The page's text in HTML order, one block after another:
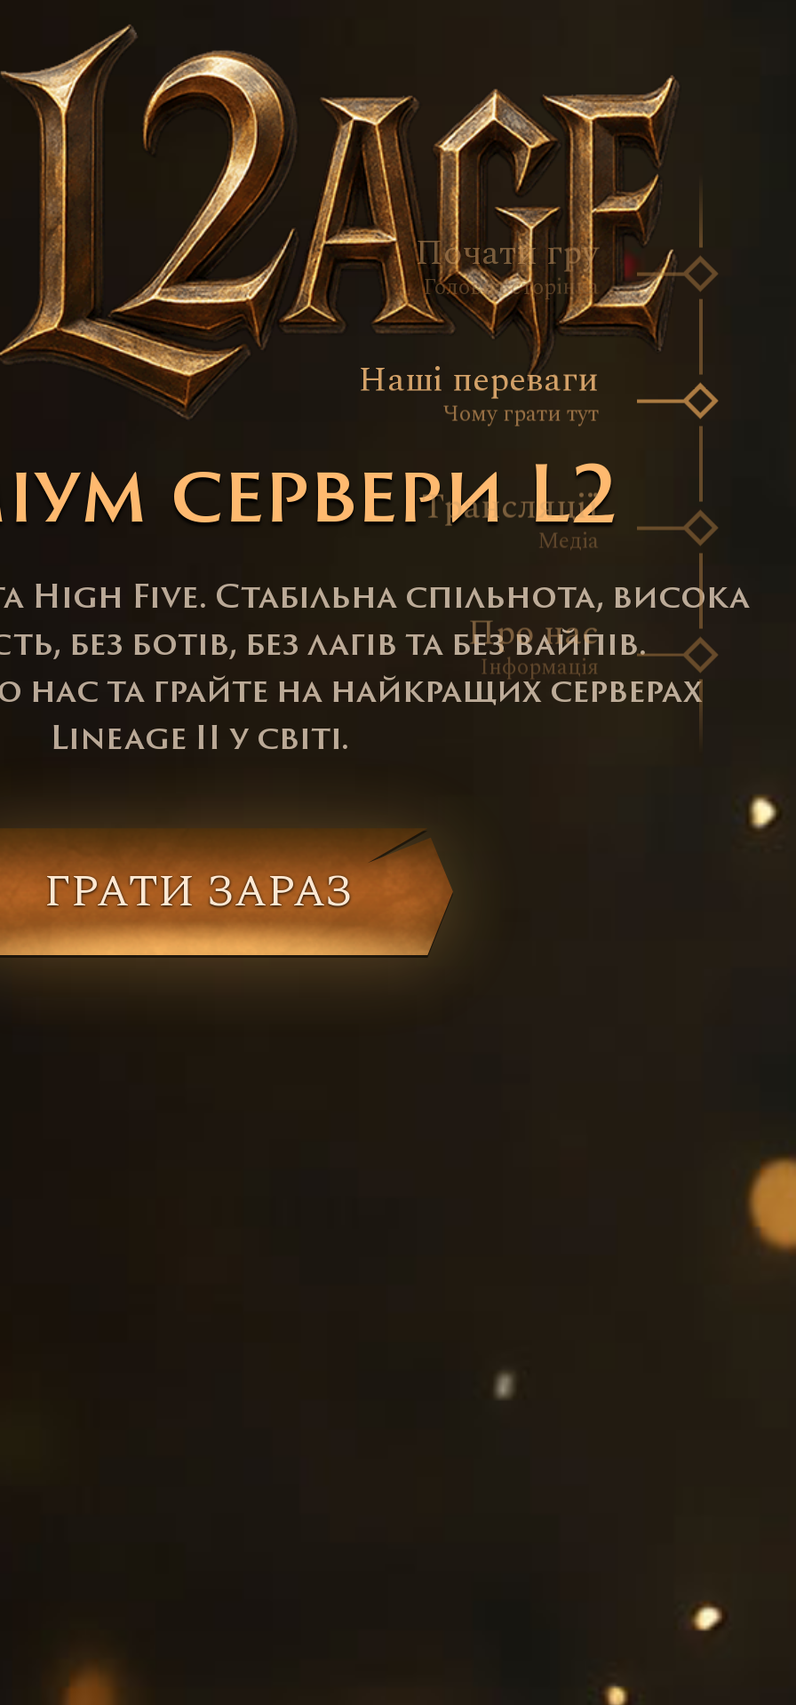
Почати гру
Головна сторінка
Наші переваги
Чому грати тут
Трансляції
Медіа
Про нас
Інформація
сервери L2
High Five. Стабільна спільнота, висока
без ботів, без лагів та без вайпів.
та грайте на найкращих серверах
Lineage II у світі.
ГРАТИ ЗАРАЗ